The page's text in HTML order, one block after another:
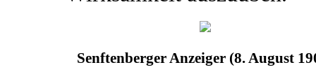
Senftenberger Anzeiger (8. August